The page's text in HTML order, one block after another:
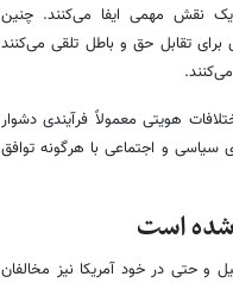
نقش مهمی ایفا می‌کنند. چنین
برای تقابل حق و باطل تلقی می‌کنند
هویتی معمولاً فرآیندی دشوار
سیاسی و اجتماعی با هرگونه توافق
شده است
و حتی در خود آمریکا نیز مخالفان